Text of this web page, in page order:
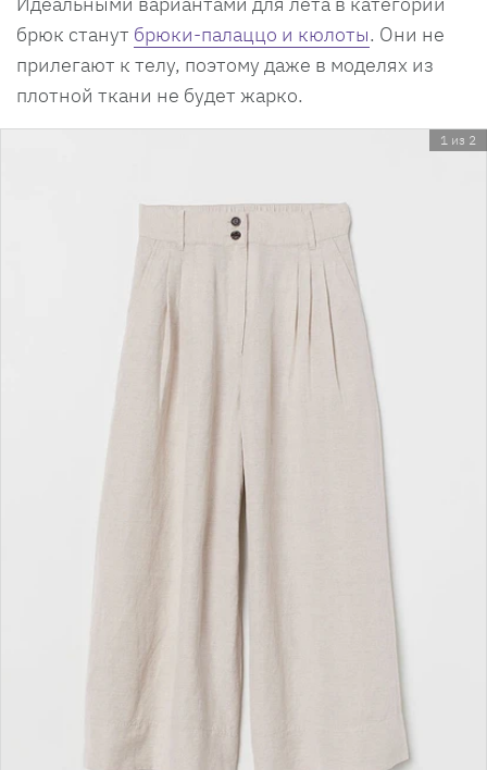
брюк станут брюки-палаццо и кюлоты. Они не
прилегают к телу, поэтому даже в моделях из
плотной ткани не будет жарко.
1 из 2